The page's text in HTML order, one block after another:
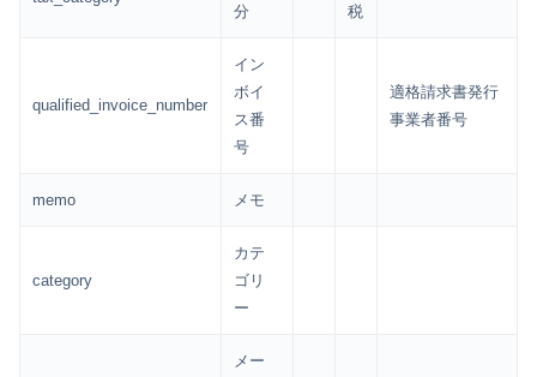
分
税
qualified_invoice_number
イン
ボイ
ス番
号
適格請求書発行
事業者番号
memo メモ
category
カテ
ゴリ
ー
メー